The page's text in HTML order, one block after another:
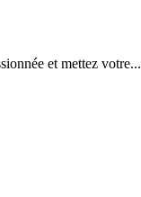
et mettez votre...